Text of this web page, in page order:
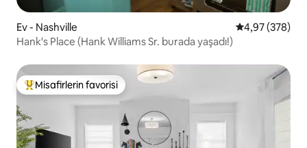
Ev - Nashville 5 üzerinden
4,97 (378)
Hank's Place (Hank Williams Sr. burada yaşadı!)
Misafirlerin favorilerinden en beğenilenler arasında
Misafirlerin favorisi